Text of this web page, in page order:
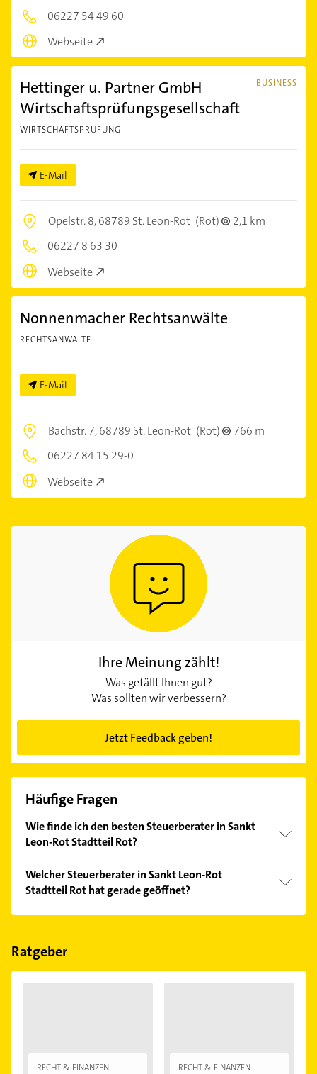
06227 54 49 60
Webseite
BUSINESS
Hettinger u. Partner GmbH
Wirtschaftsprüfungsgesellschaft
WIRTSCHAFTSPRÜFUNG
E-Mail
Opelstr. 8,68789 St. Leon-Rot (Rot)
2,1 km
06227 8 63 30
Webseite
Nonnenmacher Rechtsanwälte
RECHTSANWÄLTE
E-Mail
Bachstr. 7,68789 St. Leon-Rot (Rot)
766 m
06227 84 15 29-0
Webseite
Ihre Meinung zählt!
Was gefällt Ihnen gut?
Was sollten wir verbessern?
Jetzt Feedback geben!
Häufige Fragen
Wie finde ich den besten Steuerberater in Sankt
Leon-Rot Stadtteil Rot?
Kundenmeinungen und profitieren Sie von den
Empfehlungen. Die Suchergebnisse können Sie sich
einfach nachBewertungensortiert anzeigen lassen.
Welcher Steuerberater in Sankt Leon-Rot
Stadtteil Rot hat gerade geöffnet?
Im Anbieter-Bereich finden Sie alleÖffnungszeiten.
Feiertagen abweichen können.
Ratgeber
RECHT & FINANZEN RECHT & FINANZEN